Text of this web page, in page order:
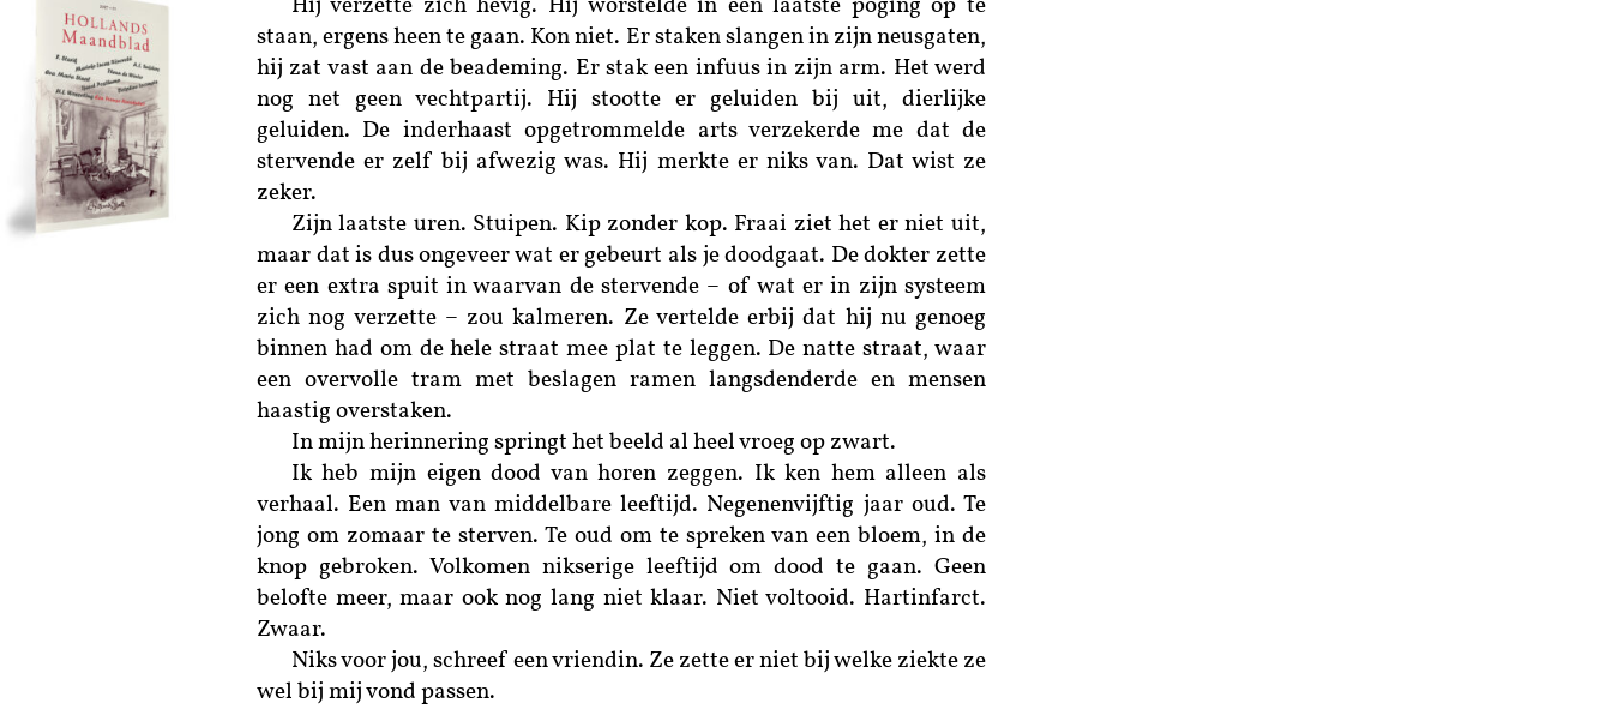
Hij verzette zich hevig. Hij worstelde in een laatste poging op te
staan, ergens heen te gaan. Kon niet. Er staken slangen in zijn neusgaten,
hij zat vast aan de beademing. Er stak een infuus in zijn arm. Het werd
nog net geen vechtpartij. Hij stootte er geluiden bij uit, dierlijke
geluiden. De inderhaast opgetrommelde arts verzekerde me dat de
stervende er zelf bij afwezig was. Hij merkte er niks van. Dat wist ze
zeker.
Zijn laatste uren. Stuipen. Kip zonder kop. Fraai ziet het er niet uit,
maar dat is dus ongeveer wat er gebeurt als je doodgaat. De dokter zette
er een extra spuit in waarvan de stervende – of wat er in zijn systeem
zich nog verzette – zou kalmeren. Ze vertelde erbij dat hij nu genoeg
binnen had om de hele straat mee plat te leggen. De natte straat, waar
een overvolle tram met beslagen ramen langsdenderde en mensen
haastig overstaken.
In mijn herinnering springt het beeld al heel vroeg op zwart.
Ik heb mijn eigen dood van horen zeggen. Ik ken hem alleen als
verhaal. Een man van middelbare leeftijd. Negenenvijftig jaar oud. Te
jong om zomaar te sterven. Te oud om te spreken van een bloem, in de
knop gebroken. Volkomen nikserige leeftijd om dood te gaan. Geen
belofte meer, maar ook nog lang niet klaar. Niet voltooid. Hartinfarct.
Zwaar.
Niks voor jou, schreef een vriendin. Ze zette er niet bij welke ziekte ze
wel bij mij vond passen.